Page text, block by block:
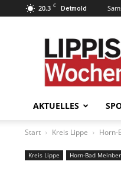
20.3 C Detmold
AKTUELLES
Start Kreis Lippe Horn-
Kreis Lippe Horn-Bad